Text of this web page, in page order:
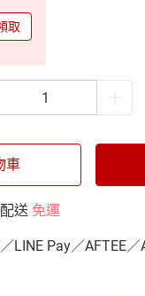
取
車
送 免運
LINE Pay／AFTEE／